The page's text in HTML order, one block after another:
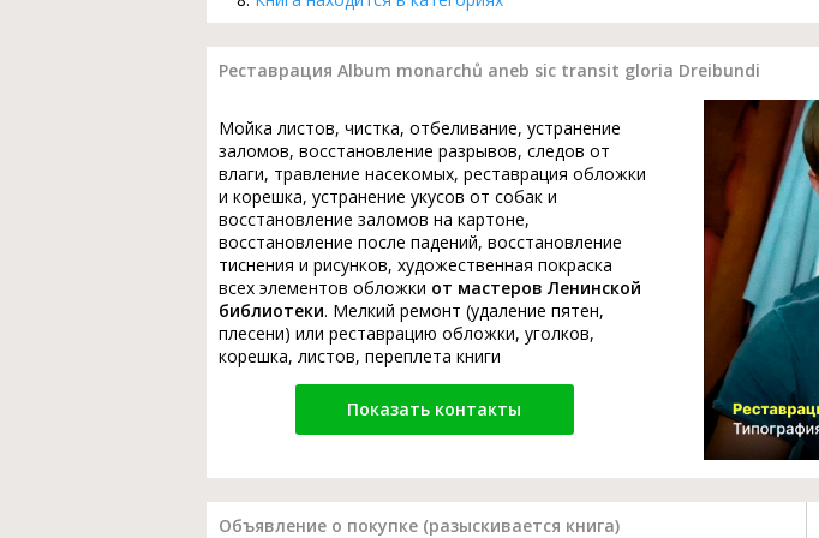
Реставрация Album monarchů aneb sic transit gloria Dreibundi
Мойка листов, чистка, отбеливание, устранение
заломов, восстановление разрывов, следов от
влаги, травление насекомых, реставрация обложки
и корешка, устранение укусов от собак и
восстановление заломов на картоне,
восстановление после падений, восстановление
тиснения и рисунков, художественная покраска
всех элементов обложки от мастеров Ленинской
библиотеки. Мелкий ремонт (удаление пятен,
плесени) или реставрацию обложки, уголков,
корешка, листов, переплета книги
Показать контакты
Объявление о покупке (разыскивается книга)